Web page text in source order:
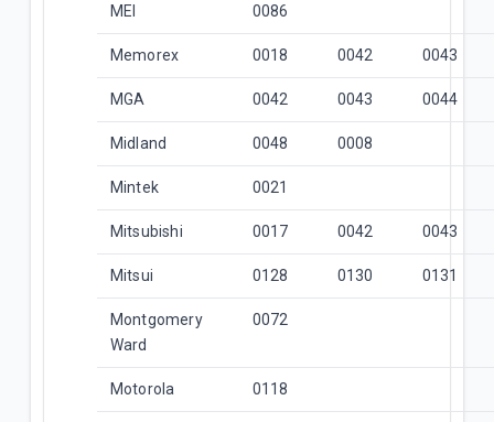
MEI 0086
Memorex 0018 0042 0043
MGA 0042 0043 0044
Midland 0048 0008
Mintek 0021
Mitsubishi 0017 0042 0043
Mitsui 0128 0130 0131
Montgomery
Ward
0072
Motorola 0118